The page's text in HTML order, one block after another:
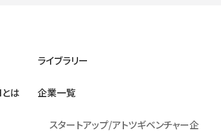
は
ライブラリー
企業⼀覧
スタートアップ/アトツギベンチャー企